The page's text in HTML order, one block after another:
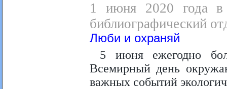
1 июня 2020 года в
библиографический
Люби и охраняй
5 июня ежегодно
Всемирный день
важных событий